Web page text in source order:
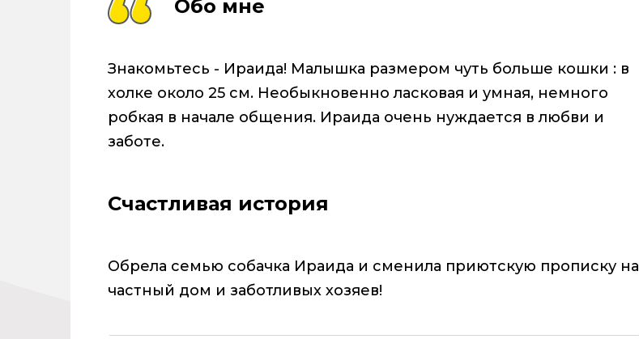
Обо мне
Знакомьтесь - Ираида! Малышка размером чуть больше кошки : в
холке около 25 см. Необыкновенно ласковая и умная, немного
робкая в начале общения. Ираида очень нуждается в любви и
заботе.
Счастливая история
Обрела семью собачка Ираида и сменила приютскую прописку на
частный дом и заботливых хозяев!